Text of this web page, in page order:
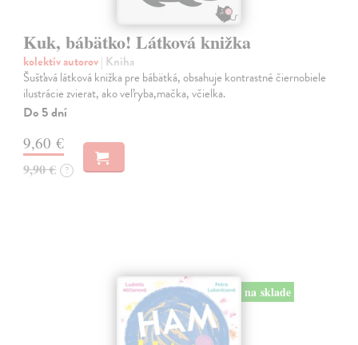
Kuk, bábätko! Látková knižka
kolektív autorov| Kniha
Šušťavá látková knižka pre bábätká, obsahuje kontrastné čiernobiele
ilustrácie zvierat, ako veľryba,mačka, včielka.
Do 5 dní
9,60 €
9,90 € ?
na sklade